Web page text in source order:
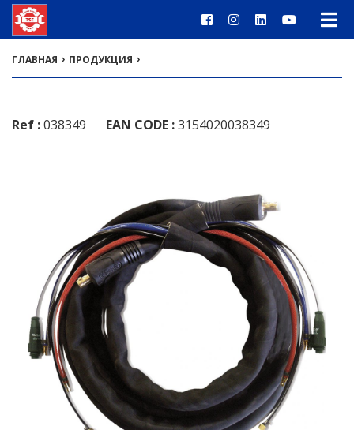
ГЛАВНАЯ › ПРОДУКЦИЯ ›
Ref :038349 EAN CODE :3154020038349